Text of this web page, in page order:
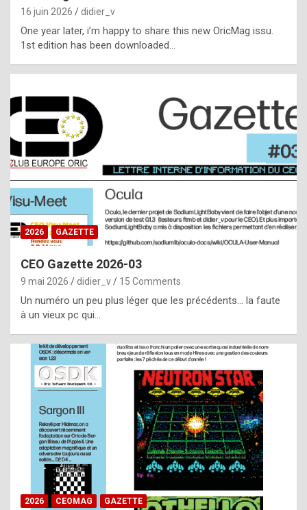
l
t
t
s
t
a
s
i
e
f
o
m
m
a
y
b
e
b
16 juin 2026 didier_v
One year later, i’m happy to share this new OricMag issu.
1st edition has been downloaded…
2026 GAZETTE
CEO Gazette 2026-03
9 mai 2026 didier_v 15 Comments
Un numéro un peu plus léger que les précédents… la faute
à un vieux pc qui…
2026 CEOMAG GAZETTE